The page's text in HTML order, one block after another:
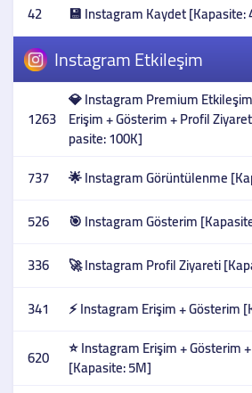
42 💾 Instagram Kaydet [Kapasite:
Instagram Etkileşim
1263
💎 Instagram Premium
Erişim + Gösterim + Profil
pasite: 100K]
737 🌟 Instagram Görüntülenme
526
🎯 Instagram Gösterim
336
🚀 Instagram Profil Ziyareti
341
⚡ Instagram Erişim + Gösterim
620
⭐ Instagram Erişim + Gösterim
[Kapasite: 5M]